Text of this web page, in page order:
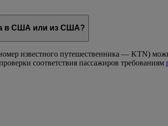
в США или из США?
известного путешественника — KTN)
соответствия пассажиров требованиям